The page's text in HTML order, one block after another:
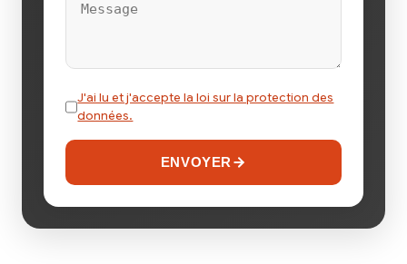
J'ai lu et j'accepte la loi sur la protection des
données.
ENVOYER